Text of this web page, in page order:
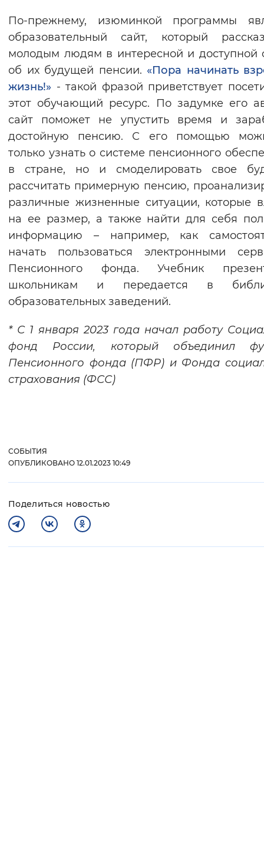
По-прежнему, изюминкой программы
образовательный сайт, который
молодым людям в интересной и доступной
об их будущей пенсии. «Пора начинать
жизнь!» - такой фразой приветствует
этот обучающий ресурс. По задумке его
сайт поможет не упустить время и
достойную пенсию. С его помощью
только узнать о системе пенсионного
в стране, но и смоделировать свое
рассчитать примерную пенсию,
различные жизненные ситуации, которые
на ее размер, а также найти для себя
информацию – например, как
начать пользоваться электронными
Пенсионного фонда. Учебник
школьникам и передается в
образовательных заведений.
* С 1 января 2023 года начал работу
фонд России, который объединил
Пенсионного фонда (ПФР) и Фонда
страхования (ФСС)
СОБЫТИЯ
ОПУБЛИКОВАНО 12.01.2023 10:49
Поделиться новостью